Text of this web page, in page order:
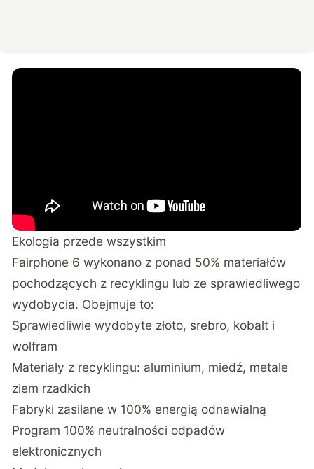
Ekologia przede wszystkim
Fairphone 6 wykonano z ponad 50% materiałów
pochodzących z recyklingu lub ze sprawiedliwego
wydobycia. Obejmuje to:
Sprawiedliwie wydobyte złoto, srebro, kobalt i
wolfram
Materiały z recyklingu: aluminium, miedź, metale
ziem rzadkich
Fabryki zasilane w 100% energią odnawialną
Program 100% neutralności odpadów
elektronicznych